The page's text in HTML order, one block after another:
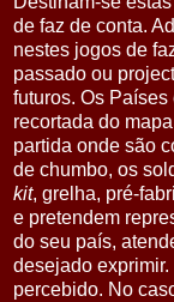
de faz de conta.
nestes jogos de
passado ou
futuros. Os
recortada do
partida onde são
de chumbo, os
kit, grelha, pré-
e pretendem
do seu país,
desejado
percebido. No